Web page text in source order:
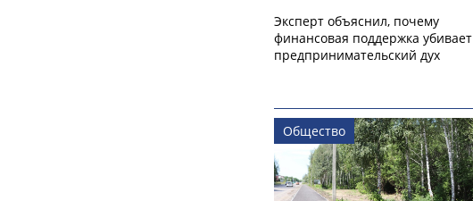
Эксперт объяснил, почему
финансовая поддержка убивает
предпринимательский дух
Общество